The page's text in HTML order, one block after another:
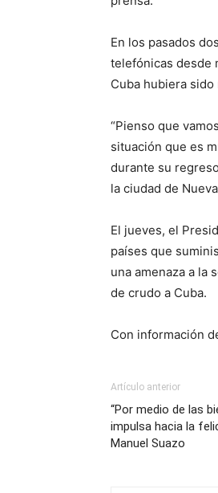
En los pasados
telefónicas desde
Cuba hubiera
“Pienso que
situación que es
durante su
la ciudad de
El jueves, el
países que
una amenaza a la
de crudo a Cuba.
Con información
Artículo anterior
“Por medio de las
impulsa hacia la
Manuel Suazo